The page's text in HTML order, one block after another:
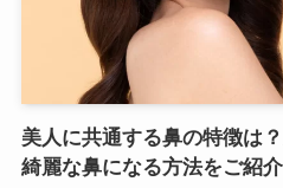
美人に共通する鼻の特徴は
綺麗な鼻になる方法をご紹介